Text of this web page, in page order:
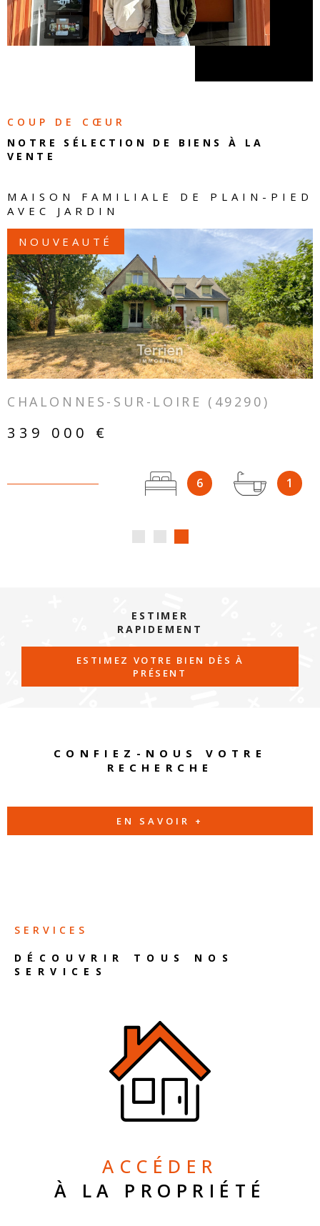
COUP DE CŒUR
NOTRE SÉLECTION DE BIENS À LA
VENTE
MAISON FAMILIALE DE PLAIN-PIED
AVEC JARDIN
NOUVEAUTÉ
VOIR LE BIEN
CHALONNES-SUR-LOIRE (49290)
339 000 €
6 1
ESTIMER
RAPIDEMENT
ESTIMEZ VOTRE BIEN DÈS À
PRÉSENT
CONFIEZ-NOUS VOTRE
RECHERCHE
EN SAVOIR +
SERVICES
DÉCOUVRIR TOUS NOS
SERVICES
ACCÉDER
À LA PROPRIÉTÉ